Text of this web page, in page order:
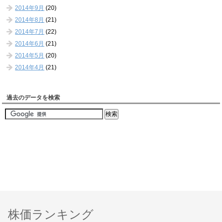
2014年9月 (20)
2014年8月 (21)
2014年7月 (22)
2014年6月 (21)
2014年5月 (20)
2014年4月 (21)
過去のデータを検索
株価ランキング